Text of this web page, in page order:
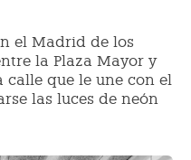
el Madrid de los
la Plaza Mayor y
calle que le une con el
las luces de neón